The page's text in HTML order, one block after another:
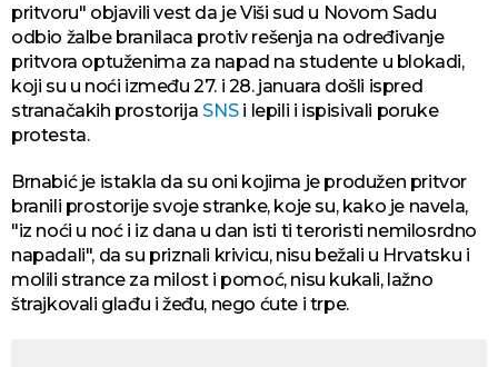
pritvoru" objavili vest da je Viši sud u Novom Sadu
odbio žalbe branilaca protiv rešenja na određivanje
pritvora optuženima za napad na studente u blokadi,
koji su u noći između 27. i 28. januara došli ispred
stranačakih prostorija SNSi lepili i ispisivali poruke
protesta.
Brnabić je istakla da su oni kojima je produžen pritvor
branili prostorije svoje stranke, koje su, kako je navela,
"iz noći u noć i iz dana u dan isti ti teroristi nemilosrdno
napadali", da su priznali krivicu, nisu bežali u Hrvatsku i
molili strance za milost i pomoć, nisu kukali, lažno
štrajkovali glađu i žeđu, nego ćute i trpe.